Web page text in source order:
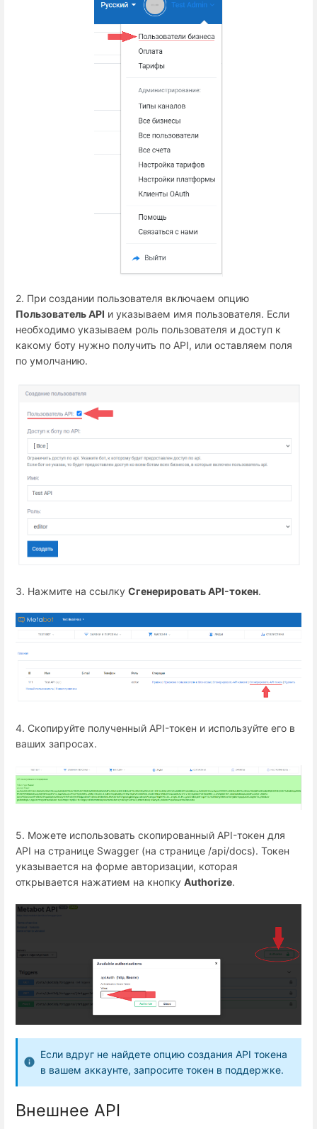
2. При создании пользователя включаем опцию
Пользователь API и указываем имя пользователя. Если
необходимо указываем роль пользователя и доступ к
какому боту нужно получить по API, или оставляем поля
по умолчанию.
3. Нажмите на ссылку Сгенерировать API-токен.
4. Скопируйте полученный API-токен и используйте его в
ваших запросах.
5. Можете использовать скопированный API-токен для
API на странице Swagger (на странице /api/docs). Токен
указывается на форме авторизации, которая
открывается нажатием на кнопку Authorize.
Если вдруг не найдете опцию создания API токена
в вашем аккаунте, запросите токен в поддержке.
Внешнее API